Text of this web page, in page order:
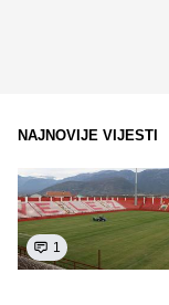
NAJNOVIJE VIJESTI
1